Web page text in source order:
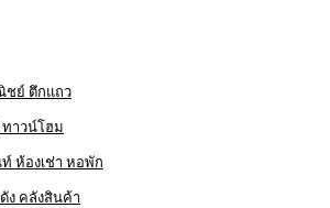
ชย์ ตึกแถว
ทาวน์โฮม
ห้องเช่า หอพัก
ง คลังสินค้า